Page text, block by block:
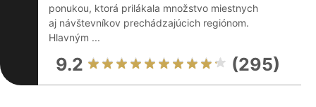
ponukou, ktorá prilákala množstvo miestnych
aj návštevníkov prechádzajúcich regiónom.
Hlavným ...
9.2 (295)